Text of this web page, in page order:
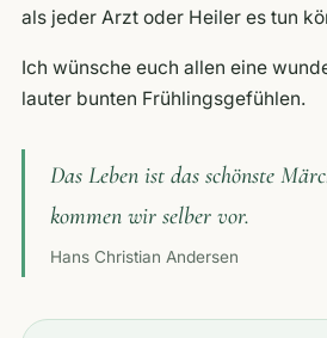
als jeder Arzt oder Heiler es tun
Ich wünsche euch allen eine
lauter bunten Frühlingsgefühlen.
Das Leben ist das schönste
kommen wir selber vor.
Hans Christian Andersen